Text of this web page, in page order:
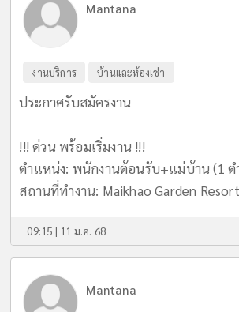
Mantana
งานบริการ บ้านและห้องเช่า
ประกาศรับสมัครงาน
!!! ด่วน พร้อมเริ่มงาน !!!
ตำแหน่ง: พนักงานต้อนรับ+แม่บ้าน (1 ต
สถานที่ทำงาน: Maikhao Garden
09:15 | 11 ม.ค. 68
Mantana